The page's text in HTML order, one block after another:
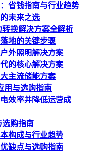
省钱指南与行业趋势
未来之选
换解决方案全解析
地的关键步骤
外照明解决方案
的核心解决方案
主流储能方案
用与选购指南
效率并降低运营成
选购指南
构成与行业趋势
缺点与选购指南